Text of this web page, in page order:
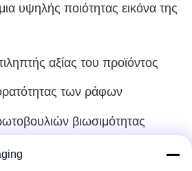
υψηλής ποιότητας εικόνα της
αξίας του προϊόντος
των ράφων
βιωσιμότητας
με χαμηλή MOQ